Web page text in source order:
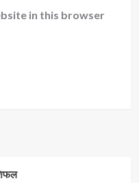
in this browser